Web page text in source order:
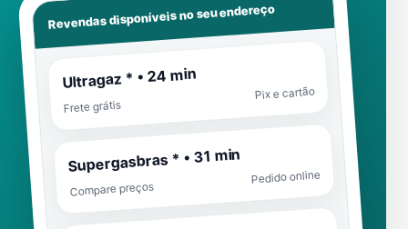
Revendas disponíveis no seu endereço
Ultragaz * • 24 min
Frete grátis
Pix e cartão
Supergasbras * • 31 min
Compare preços
Pedido online